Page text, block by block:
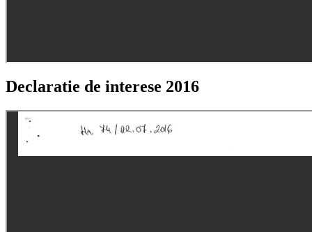
Declaratie de interese 2016